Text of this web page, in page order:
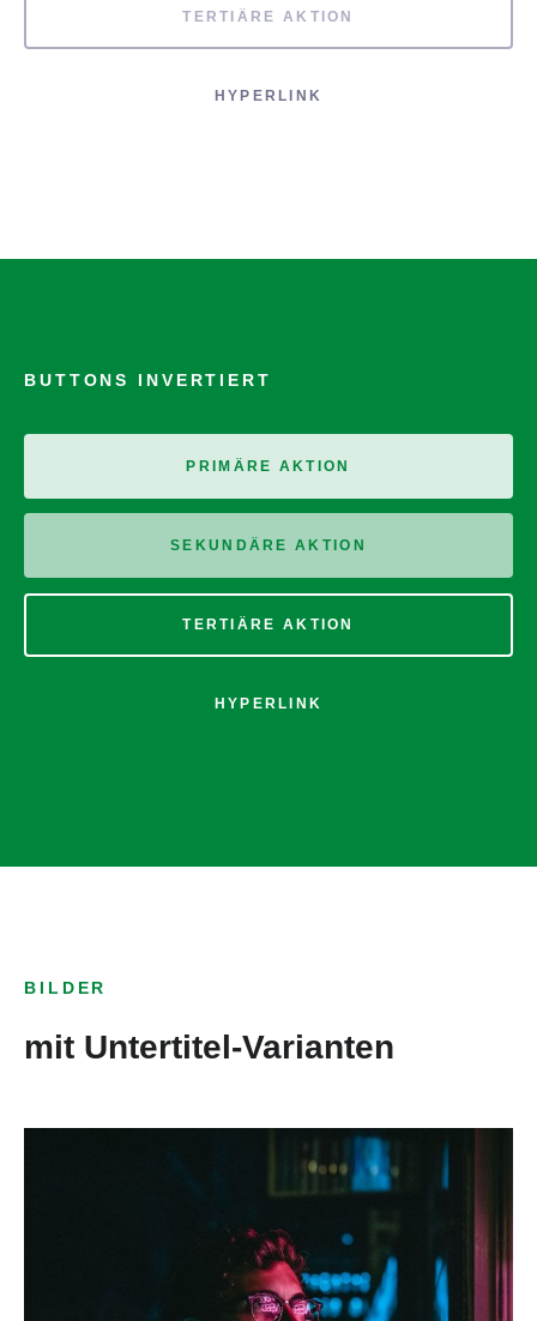
TERTIÄRE AKTION
HYPERLINK
BUTTONS INVERTIERT
PRIMÄRE AKTION
SEKUNDÄRE AKTION
TERTIÄRE AKTION
HYPERLINK
BILDER
mit Untertitel-Varianten